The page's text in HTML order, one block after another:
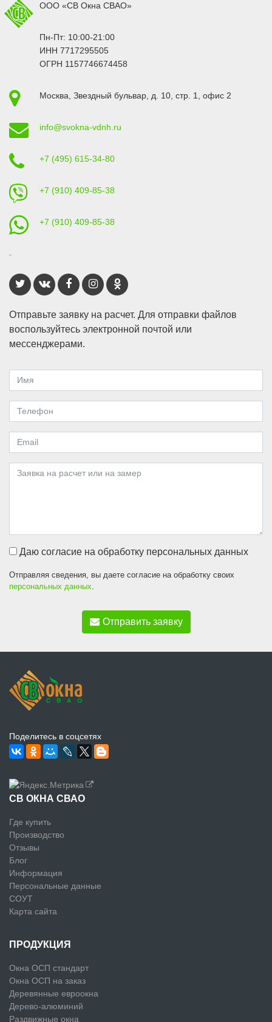
ООО «СВ Окна СВАО»
Пн-Пт: 10:00-21:00
ИНН 7717295505
ОГРН 1157746674458
Москва, Звездный бульвар, д. 10, стр. 1, офис 2
info@svokna-vdnh.ru
+7 (495) 615-34-80
+7 (910) 409-85-38
+7 (910) 409-85-38
Отправьте заявку на расчет. Для отправки файлов
воспользуйтесь электронной почтой или
мессенджерами.
Даю согласие на обработку персональных данных
Отправляя сведения, вы даете согласие на обработку своих
персональных данных.
Отправить заявку
Поделитесь в соцсетях
СВ ОКНА СВАО
Где купить
Производство
Отзывы
Блог
Информация
Персональные данные
СОУТ
Карта сайта
ПРОДУКЦИЯ
Окна ОСП стандарт
Окна ОСП на заказ
Деревянные евроокна
Дерево-алюминий
Раздвижные окна